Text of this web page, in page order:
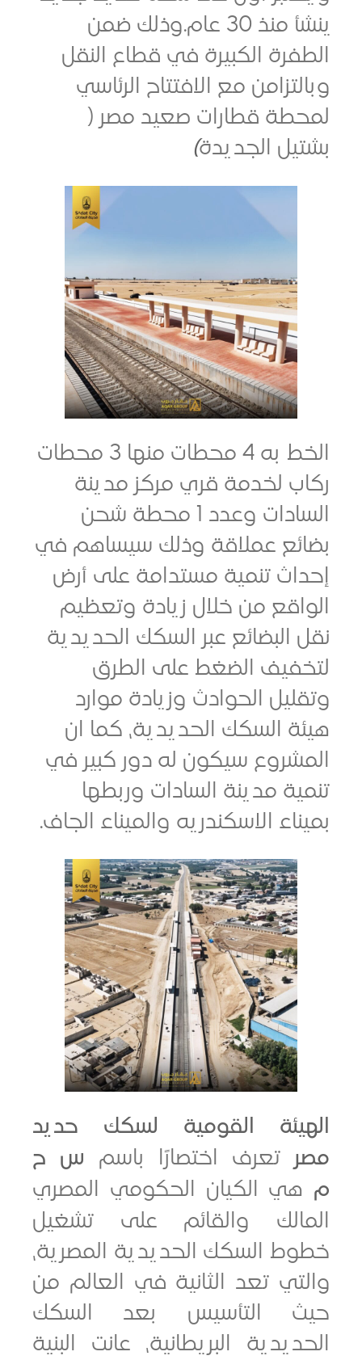
ينشأ منذ 30 عام.وذلك ضمن
الكبيرة في قطاع النقل
مع الافتتاح الرئاسي
قطارات صعيد مصر (
الجديدة)
الخط به 4 محطات منها 3 محطات
لخدمة قري مركز مدينة
السادات وعدد 1 محطة شحن
عملاقة وذلك سيساهم في
تنمية مستدامة على أرض
من خلال زيادة وتعظيم
البضائع عبر السكك الحديدية
الضغط على الطرق
الحوادث وزيادة موارد
السكك الحديدية، كما ان
سيكون له دور كبير في
مدينة السادات وربطها
الاسكندريه والميناء الجاف.
القومية لسكك حديد
تعرف اختصارًا باسم
س ح
الكيان الحكومي المصري
والقائم على تشغيل
السكك الحديدية المصرية،
تعد الثانية في العالم من
التأسيس بعد السكك
البريطانية، عانت البنية